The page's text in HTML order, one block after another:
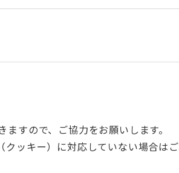
すので、ご協力をお願いします。
ッキー）に対応していない場合は